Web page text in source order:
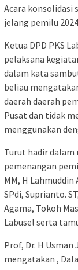
Acara konsolidasi
jelang pemilu
Ketua DPD PKS
pelaksana
dalam kata
beliau
daerah daerah
Pusat dan tidak
menggunakan
Turut hadir
pemenangan
MM, H Lahmuddin
SPdi, Suprianto.
Agama, Tokoh
Labusel serta
Prof, Dr. H
mengatakan ,